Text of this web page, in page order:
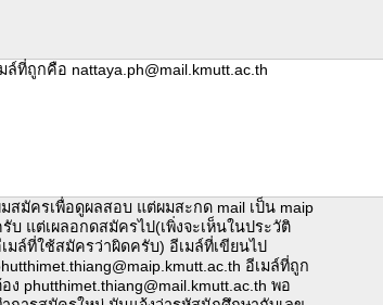
ล์ที่ถูกคือ nattaya.ph@mail.kmutt.ac.th
สมัครเพื่อดูผลสอบ แต่ผมสะกด mail เป็น maip
บ แต่เผลอกดสมัครไป(เพิ่งจะเห็นในประวัติ
มล์ที่ใช้สมัครว่าผิดครับ) อีเมล์ที่เขียนไป
อีเมล์ที่ถูก
ง phutthimet.thiang@mail.kmutt.ac.th พอ